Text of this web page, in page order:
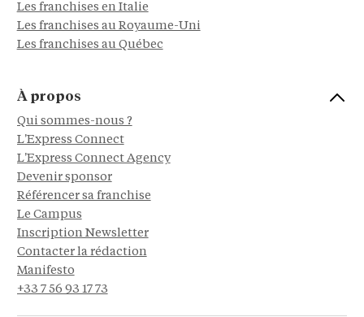
Les franchises en Italie
Les franchises au Royaume-Uni
Les franchises au Québec
À propos
Qui sommes-nous ?
L'Express Connect
L'Express Connect Agency
Devenir sponsor
Référencer sa franchise
Le Campus
Inscription Newsletter
Contacter la rédaction
Manifesto
+33 7 56 93 17 73